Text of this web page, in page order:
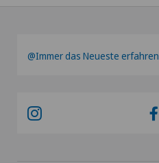
@Immer das Neueste erfahren